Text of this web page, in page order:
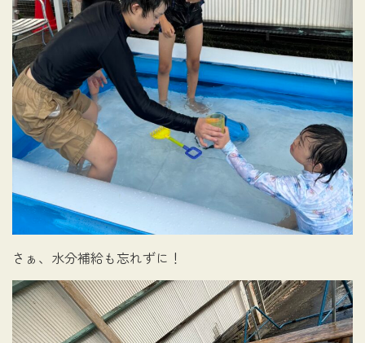
さぁ、水分補給も忘れずに！